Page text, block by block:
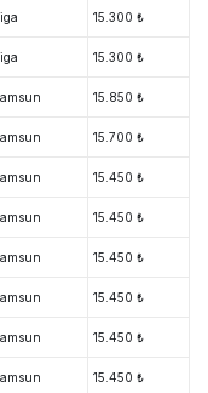
15.300 ₺
15.300 ₺
15.850 ₺
15.700 ₺
15.450 ₺
15.450 ₺
15.450 ₺
15.450 ₺
15.450 ₺
15.450 ₺